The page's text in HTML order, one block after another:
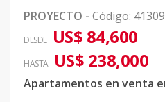
PROYECTO - Código:
DESDE US$ 84,600
HASTA US$ 238,000